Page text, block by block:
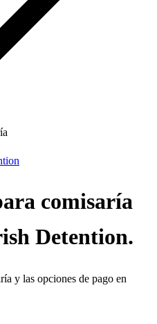
comisaría
Detention.
y las opciones de pago en